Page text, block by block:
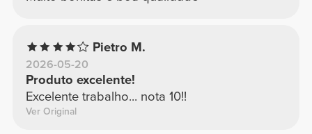
Pietro M.
2026-05-20
Produto excelente!
Excelente trabalho... nota 10!!
Ver Original